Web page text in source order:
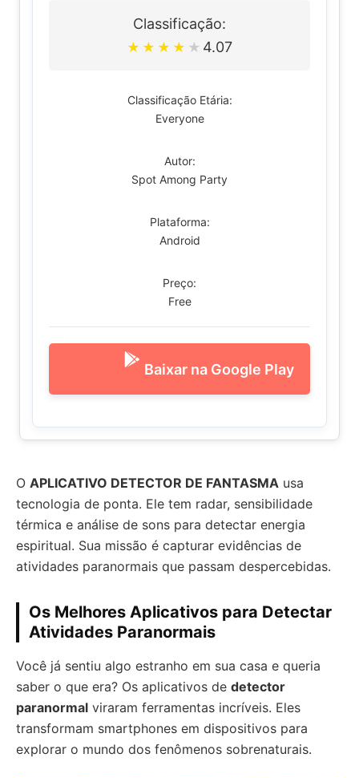
Classificação:
★ ★ ★ ★ ★ 4.07
Classificação Etária:
Everyone
Autor:
Spot Among Party
Plataforma:
Android
Preço:
Free
Baixar na Google Play
O APLICATIVO DETECTOR DE FANTASMA usa
tecnologia de ponta. Ele tem radar, sensibilidade
térmica e análise de sons para detectar energia
espiritual. Sua missão é capturar evidências de
atividades paranormais que passam despercebidas.
Os Melhores Aplicativos para Detectar
Atividades Paranormais
Você já sentiu algo estranho em sua casa e queria
saber o que era? Os aplicativos de detector
paranormal viraram ferramentas incríveis. Eles
transformam smartphones em dispositivos para
explorar o mundo dos fenômenos sobrenaturais.